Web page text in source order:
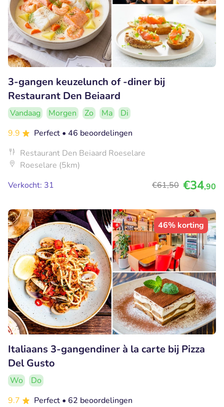
3-gangen keuzelunch of -diner bij
Restaurant Den Beiaard
Vandaag Morgen Zo Ma
Di
9.9
Perfect • 46 beoordelingen
Restaurant Den Beiaard Roeselare
Roeselare (5km)
Verkocht: 31
€61,50 €34,90
46% korting
Italiaans 3-gangendiner à la carte bij Pizza
Del Gusto
Wo
Do
9.7
Perfect • 62 beoordelingen